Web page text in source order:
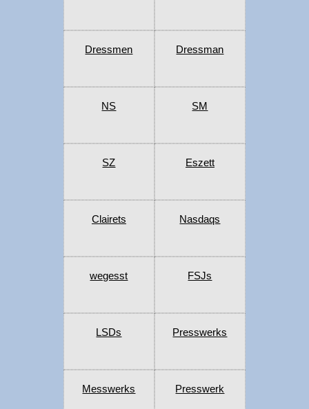
Dressmen Dressman
NS SM
SZ Eszett
Clairets Nasdaqs
wegesst FSJs
LSDs Presswerks
Messwerks Presswerk